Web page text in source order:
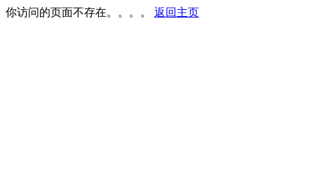
你访问的页面不存在。。。。 返回主页